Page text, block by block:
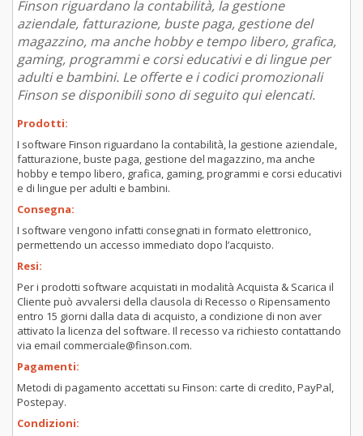
Finson riguardano la contabilità, la gestione
aziendale, fatturazione, buste paga, gestione del
magazzino, ma anche hobby e tempo libero, grafica,
gaming, programmi e corsi educativi e di lingue per
adulti e bambini. Le offerte e i codici promozionali
Finson se disponibili sono di seguito qui elencati.
Prodotti:
I software Finson riguardano la contabilità, la gestione aziendale,
fatturazione, buste paga, gestione del magazzino, ma anche
hobby e tempo libero, grafica, gaming, programmi e corsi educativi
e di lingue per adulti e bambini.
Consegna:
I software vengono infatti consegnati in formato elettronico,
permettendo un accesso immediato dopo l’acquisto.
Resi:
Per i prodotti software acquistati in modalità Acquista & Scarica il
Cliente può avvalersi della clausola di Recesso o Ripensamento
entro 15 giorni dalla data di acquisto, a condizione di non aver
attivato la licenza del software. Il recesso va richiesto contattando
via email commerciale@finson.com.
Pagamenti:
Metodi di pagamento accettati su Finson: carte di credito, PayPal,
Postepay.
Condizioni: